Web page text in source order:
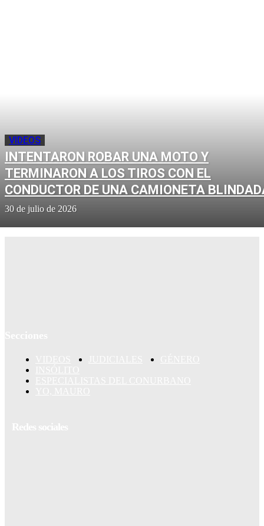
VIDEOS
INTENTARON ROBAR UNA MOTO Y
TERMINARON A LOS TIROS CON EL
CONDUCTOR DE UNA CAMIONETA
30 de julio de 2026